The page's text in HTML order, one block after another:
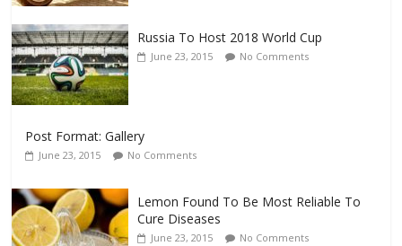
Russia To Host 2018 World Cup
June 23, 2015 No Comments
Post Format: Gallery
June 23, 2015 No Comments
Lemon Found To Be Most Reliable To
Cure Diseases
June 23, 2015 No Comments